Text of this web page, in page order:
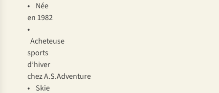
• Née
en 1982
•
Acheteuse
sports
d’hiver
chez A.S.Adventure
• Skie